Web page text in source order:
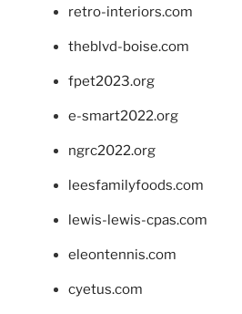
retro-interiors.com
theblvd-boise.com
fpet2023.org
e-smart2022.org
ngrc2022.org
leesfamilyfoods.com
lewis-lewis-cpas.com
eleontennis.com
cyetus.com